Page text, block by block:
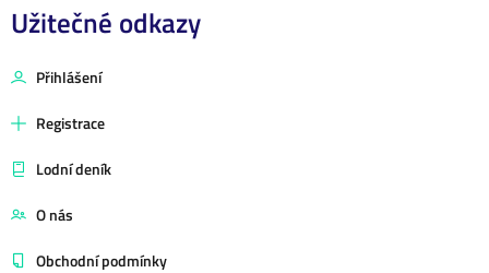
Užitečné odkazy
Přihlášení
Registrace
Lodní deník
O nás
Obchodní podmínky